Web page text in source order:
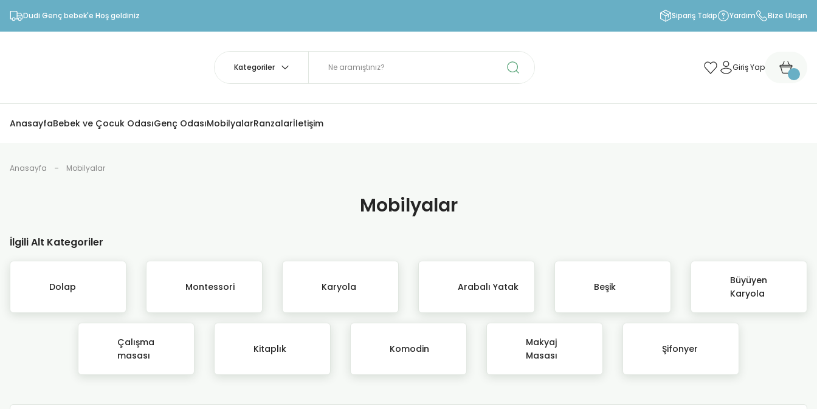
Dudi Genç bebek'e Hoş geldiniz Sipariş Takip Yardım Bize Ulaşın
Giriş Yap
AnasayfaBebek ve Çocuk OdasıGenç OdasıMobilyalarRanzalarİletişim
Anasayfa Mobilyalar
Mobilyalar
İlgili Alt Kategoriler
Dolap Montessori Karyola Arabalı Yatak Beşik
Büyüyen
Karyola
Çalışma
masası
Kitaplık Komodin
Makyaj
Masası
Şifonyer